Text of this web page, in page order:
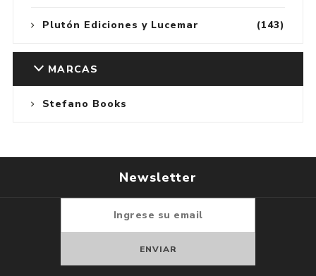
(143)
Plutón Ediciones y Lucemar
MARCAS
Stefano Books
Newsletter